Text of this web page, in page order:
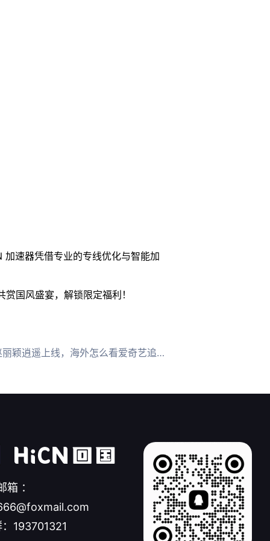
速器凭借专业的专线优化与智能加
国风盛宴，解锁限定福利！
颖逍遥上线，海外怎么看爱奇艺追剧？
箱 ：
193701321